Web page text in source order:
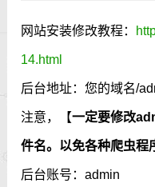
网站安装修改教程：
14.html
后台地址：您的域名/
注意，【一定要修改
件名。以免各种爬虫程
后台账号：admin